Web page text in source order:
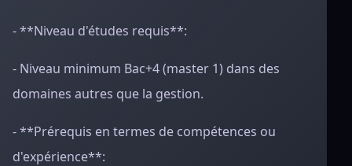
- **Niveau d'études requis**:
- Niveau minimum Bac+4 (master 1) dans des
domaines autres que la gestion.
- **Prérequis en termes de compétences ou
d'expérience**: